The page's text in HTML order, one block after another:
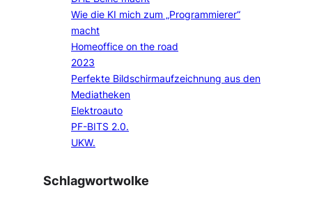
Wie die KI mich zum „Programmierer“
macht
Homeoffice on the road
2023
Perfekte Bildschirmaufzeichnung aus den
Mediatheken
Elektroauto
PF-BITS 2.0.
UKW.
Schlagwortwolke